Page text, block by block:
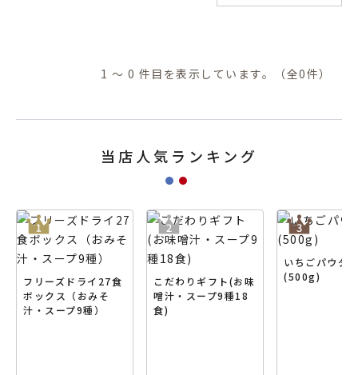
1 ～ 0 件目を表示しています。（全0件）
当店人気ランキング
フリーズドライ27食
ボックス（おみそ
汁・スープ9種）
こだわりギフト(お味
噌汁・スープ9種18
食)
いちごパウダ
(500g)